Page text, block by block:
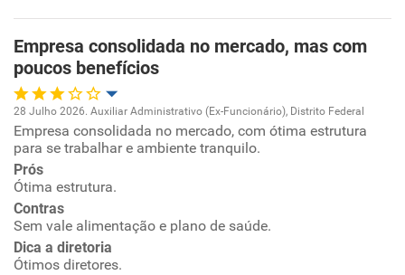
Benefícios
Recomenda esta empresa
Recomenda a diretoria
Empresa consolidada no mercado, mas com
poucos benefícios
Oportunidade de promoção
Ambiente de trabalho
Conciliação com a vida familiar
Benefícios
28 Julho 2026. Auxiliar Administrativo (Ex-Funcionário), Distrito Federal
Empresa consolidada no mercado, com ótima estrutura
para se trabalhar e ambiente tranquilo.
Prós
Ótima estrutura.
Contras
Sem vale alimentação e plano de saúde.
Dica a diretoria
Ótimos diretores.